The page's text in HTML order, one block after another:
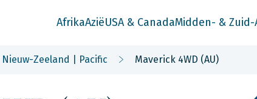
AfrikaAziëUSA & CanadaMidden- &
Zeeland | Pacific Maverick 4WD (AU)